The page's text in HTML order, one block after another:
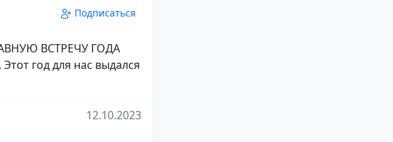
Подписаться
ВСТРЕЧУ ГОДА
год для нас выдался
12.10.2023